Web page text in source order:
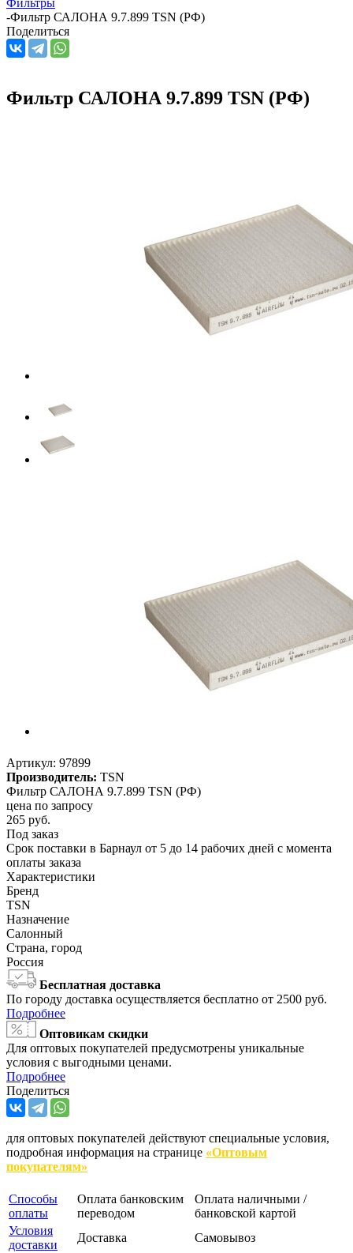
-Фильтр САЛОНА 9.7.899 TSN (РФ)
Поделиться
Фильтр САЛОНА 9.7.899 TSN (РФ)
Артикул: 97899
Производитель: TSN
Фильтр САЛОНА 9.7.899 TSN (РФ)
цена по запросу
265 руб.
Под заказ
Срок поставки в Барнаул от 5 до 14 рабочих дней с момента
оплаты заказа
Характеристики
Бренд
TSN
Назначение
Салонный
Страна, город
Россия
Бесплатная доставка
По городу доставка осуществляется бесплатно от 2500 руб.
Подробнее
Оптовикам скидки
Для оптовых покупателей предусмотрены уникальные
условия с выгодными ценами.
Подробнее
Поделиться
для оптовых покупателей действуют специальные условия,
подробная информация на странице «Оптовым
покупателям»
Способы
оплаты
Оплата банковским
переводом
Оплата наличными /
банковской картой
Условия
доставки
Доставка Самовывоз